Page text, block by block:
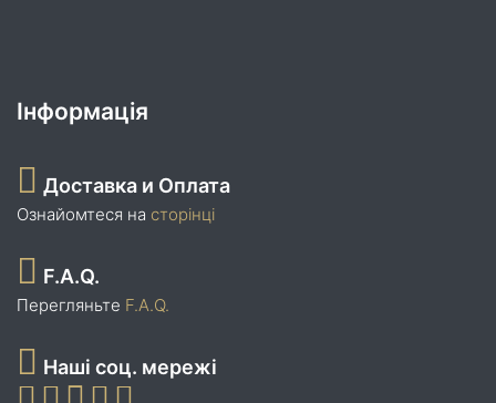
Інформація
Доставка и Оплата
Ознайомтеся на сторінці
F.A.Q.
Перегляньте F.A.Q.
Наші соц. мережі